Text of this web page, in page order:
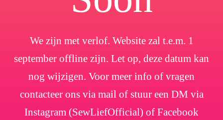
We zijn met verlof. Website zal t.e.m. 1
september offline zijn. Let op, deze datum kan
nog wijzigen. Voor meer info of vragen
contacteer ons via mail of stuur een DM via
Instagram (SewLiefOfficial) of Facebook